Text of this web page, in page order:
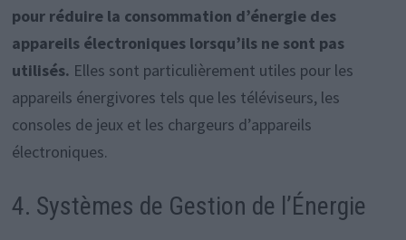
pour réduire la consommation d’énergie des
appareils électroniques lorsqu’ils ne sont pas
utilisés. Elles sont particulièrement utiles pour les
appareils énergivores tels que les téléviseurs, les
consoles de jeux et les chargeurs d’appareils
électroniques.
4. Systèmes de Gestion de l’Énergie